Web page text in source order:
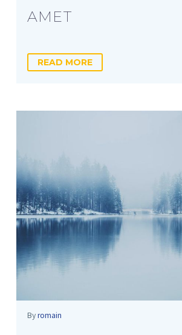
AMET
READ MORE
Byromain